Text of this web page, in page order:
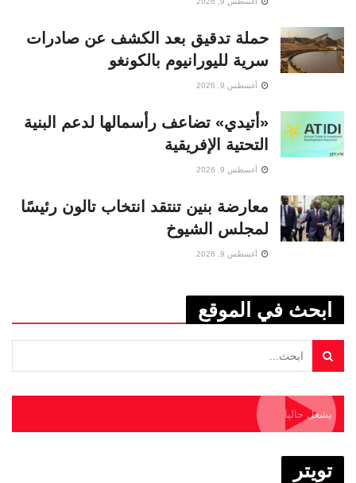
حملة تدقيق بعد الكشف عن صادرات
سرية لليورانيوم بالكونغو
أغسطس 9, 2026
«أتيدي» تضاعف رأسمالها لدعم البنية
التحتية الإفريقية
أغسطس 9, 2026
معارضة بنين تنتقد انتخاب تالون رئيسًا
لمجلس الشيوخ
أغسطس 9, 2026
ابحث في الموقع
يشغل حاليا
تويتر